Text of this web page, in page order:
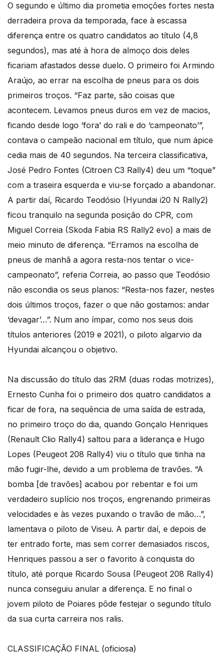
O segundo e último dia prometia emoções fortes nesta
derradeira prova da temporada, face à escassa
diferença entre os quatro candidatos ao título (4,8
segundos), mas até à hora de almoço dois deles
ficariam afastados desse duelo. O primeiro foi Armindo
Araújo, ao errar na escolha de pneus para os dois
primeiros troços. “Faz parte, são coisas que
acontecem. Levamos pneus duros em vez de macios,
ficando desde logo ‘fora’ do rali e do ‘campeonato’”,
contava o campeão nacional em título, que num ápice
cedia mais de 40 segundos. Na terceira classificativa,
José Pedro Fontes (Citroen C3 Rally4) deu um “toque”
com a traseira esquerda e viu-se forçado a abandonar.
A partir daí, Ricardo Teodósio (Hyundai i20 N Rally2)
ficou tranquilo na segunda posição do CPR, com
Miguel Correia (Skoda Fabia RS Rally2 evo) a mais de
meio minuto de diferença. “Erramos na escolha de
pneus de manhã a agora resta-nos tentar o vice-
campeonato”, referia Correia, ao passo que Teodósio
não escondia os seus planos: “Resta-nos fazer, nestes
dois últimos troços, fazer o que não gostamos: andar
‘devagar’…”. Num ano ímpar, como nos seus dois
títulos anteriores (2019 e 2021), o piloto algarvio da
Hyundai alcançou o objetivo.
Na discussão do título das 2RM (duas rodas motrizes),
Ernesto Cunha foi o primeiro dos quatro candidatos a
ficar de fora, na sequência de uma saída de estrada,
no primeiro troço do dia, quando Gonçalo Henriques
(Renault Clio Rally4) saltou para a liderança e Hugo
Lopes (Peugeot 208 Rally4) viu o título que tinha na
mão fugir-lhe, devido a um problema de travões. “A
bomba [de travões] acabou por rebentar e foi um
verdadeiro suplício nos troços, engrenando primeiras
velocidades e às vezes puxando o travão de mão…”,
lamentava o piloto de Viseu. A partir daí, e depois de
ter entrado forte, mas sem correr demasiados riscos,
Henriques passou a ser o favorito à conquista do
título, até porque Ricardo Sousa (Peugeot 208 Rally4)
nunca conseguiu anular a diferença. E no final o
jovem piloto de Poiares pôde festejar o segundo título
da sua curta carreira nos ralis.
CLASSIFICAÇÃO FINAL (oficiosa)